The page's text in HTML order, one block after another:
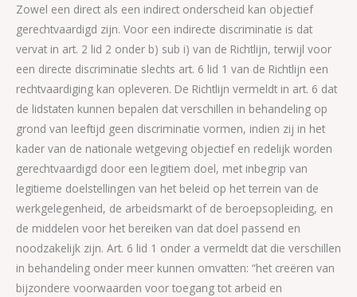
Zowel een direct als een indirect onderscheid kan objectief
gerechtvaardigd zijn. Voor een indirecte discriminatie is dat
vervat in art. 2 lid 2 onder b) sub i) van de Richtlijn, terwijl voor
een directe discriminatie slechts art. 6 lid 1 van de Richtlijn een
rechtvaardiging kan opleveren. De Richtlijn vermeldt in art. 6 dat
de lidstaten kunnen bepalen dat verschillen in behandeling op
grond van leeftijd geen discriminatie vormen, indien zij in het
kader van de nationale wetgeving objectief en redelijk worden
gerechtvaardigd door een legitiem doel, met inbegrip van
legitieme doelstellingen van het beleid op het terrein van de
werkgelegenheid, de arbeidsmarkt of de beroepsopleiding, en
de middelen voor het bereiken van dat doel passend en
noodzakelijk zijn. Art. 6 lid 1 onder a vermeldt dat die verschillen
in behandeling onder meer kunnen omvatten: “het creëren van
bijzondere voorwaarden voor toegang tot arbeid en